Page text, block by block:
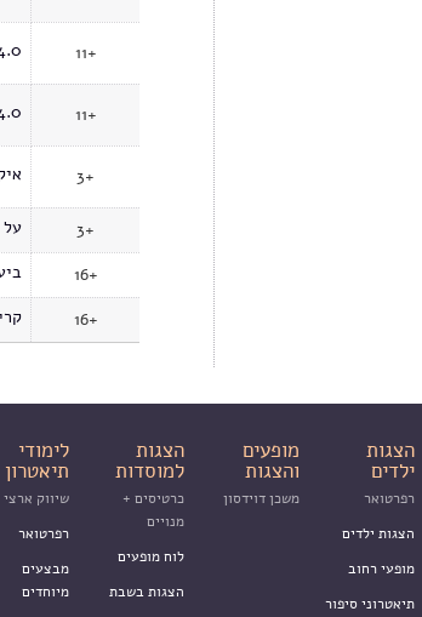
11+
11+
3+
3+ על
16+
16+
הצגות
ילדים
מופעים
והצגות
הצגות
למוסדות
לימודי
תיאטרון
רפרטואר
הצגות ילדים
מופעי רחוב
תיאטרוני סיפור
משכן דוידסון
כרטיסים +
מנויים
לוח מופעים
הצגות בשבת
שיווק ארצי
רפרטואר
מבצעים
מיוחדים